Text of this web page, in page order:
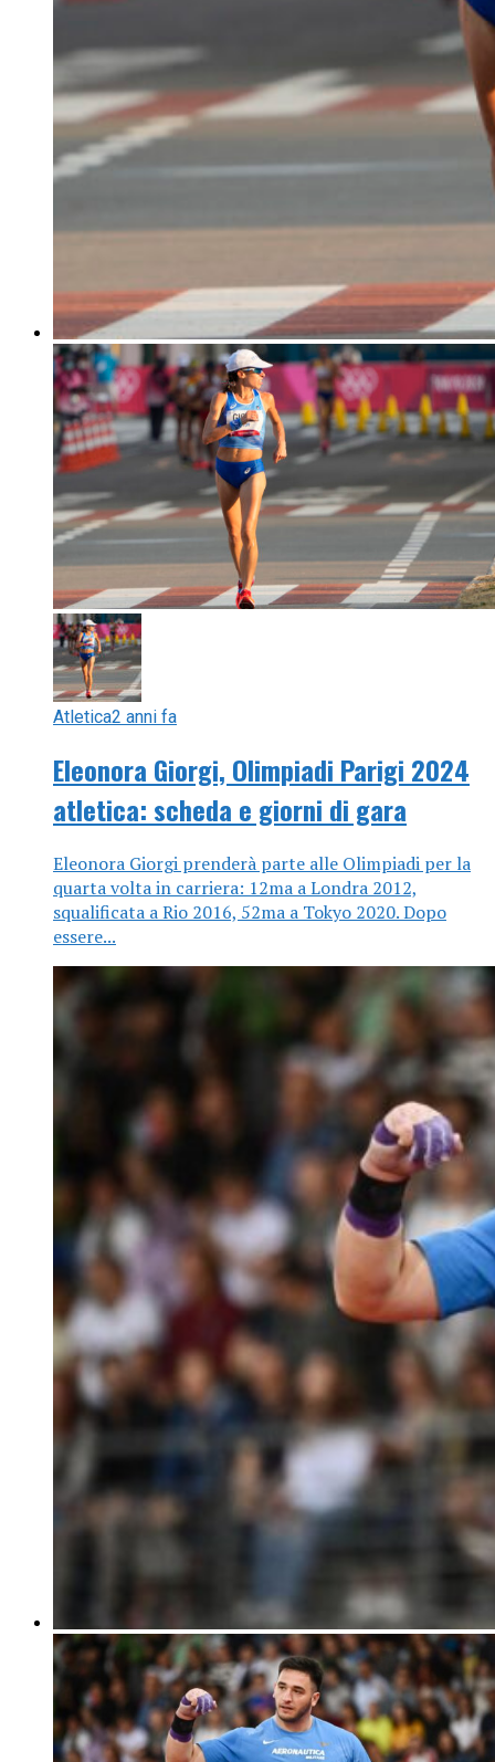
Atletica2 anni fa
Eleonora Giorgi, Olimpiadi Parigi 2024
atletica: scheda e giorni di gara
Eleonora Giorgi prenderà parte alle Olimpiadi per la
quarta volta in carriera: 12ma a Londra 2012,
squalificata a Rio 2016, 52ma a Tokyo 2020. Dopo
essere...